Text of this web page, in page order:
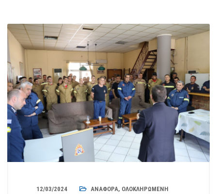
12/03/2024 ΑΝΑΦΟΡΆ, ΟΛΟΚΛΗΡΩΜΈΝΗ